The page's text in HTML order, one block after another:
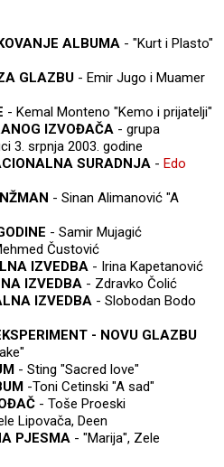
ALBUMA - "Kurt i Plasto"
GLAZBU - Emir Jugo i Muamer
- Kemal Monteno "Kemo i prijatelji"
IZVOĐAČA - grupa
3. srpnja 2003. godine
SURADNJA - Edo
- Sinan Alimanović "A
- Samir Mujagić
Čustović
IZVEDBA - Irina Kapetanović
IZVEDBA - Zdravko Čolić
IZVEDBA - Slobodan Bodo
- NOVU GLAZBU
- Sting "Sacred love"
-Toni Cetinski "A sad"
- Toše Proeski
Lipovača, Deen
PJESMA - "Marija", Zele